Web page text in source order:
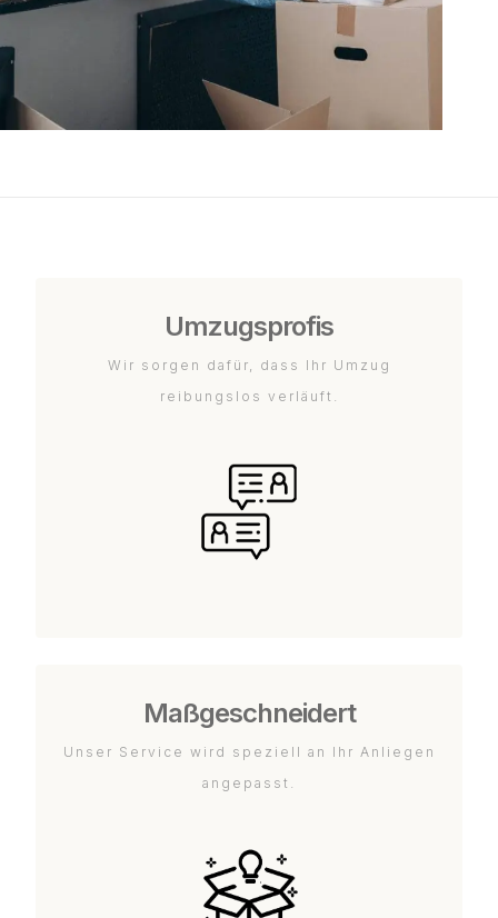
Umzugsprofis
Wir sorgen dafür, dass Ihr Umzug
reibungslos verläuft.
Maßgeschneidert
Unser Service wird speziell an Ihr Anliegen
angepasst.